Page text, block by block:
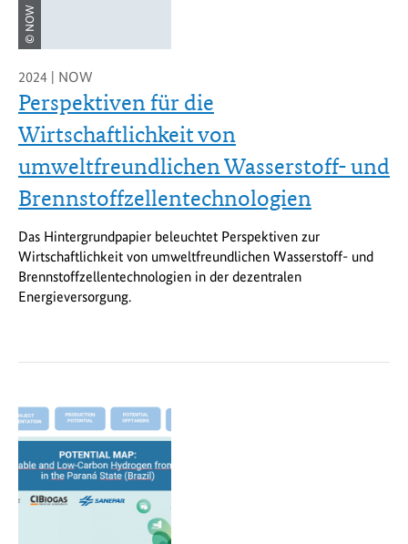
© NOW
2024 | NOW
Perspektiven für die
Wirtschaftlichkeit von
umweltfreundlichen Wasserstoff- und
Brennstoffzellentechnologien
Das Hintergrundpapier beleuchtet Perspektiven zur
Wirtschaftlichkeit von umweltfreundlichen Wasserstoff- und
Brennstoffzellentechnologien in der dezentralen
Energieversorgung.